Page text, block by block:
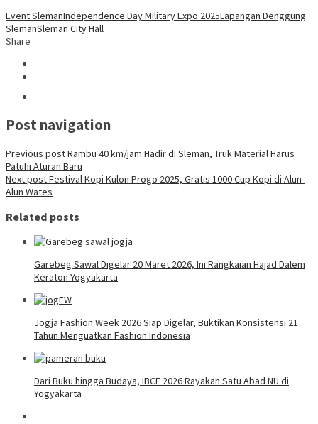
Event SlemanIndependence Day Military Expo 2025Lapangan Denggung
SlemanSleman City Hall
Share
Post navigation
Previous postRambu 40 km/jam Hadir di Sleman, Truk Material Harus
Patuhi Aturan Baru
Next postFestival Kopi Kulon Progo 2025, Gratis 1000 Cup Kopi di Alun-
Alun Wates
Related posts
Garebeg Sawal Digelar 20 Maret 2026, Ini Rangkaian Hajad Dalem
Keraton Yogyakarta
Jogja Fashion Week 2026 Siap Digelar, Buktikan Konsistensi 21
Tahun Menguatkan Fashion Indonesia
Dari Buku hingga Budaya, IBCF 2026 Rayakan Satu Abad NU di
Yogyakarta